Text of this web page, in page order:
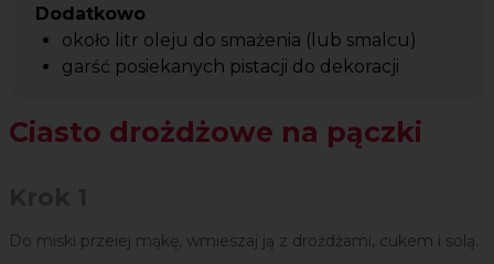
Dodatkowo
około litr oleju do smażenia (lub smalcu)
garść posiekanych pistacji do dekoracji
Ciasto drożdżowe na pączki
Do miski przeiej mąkę, wmieszaj ją z drożdżami, cukem i solą.